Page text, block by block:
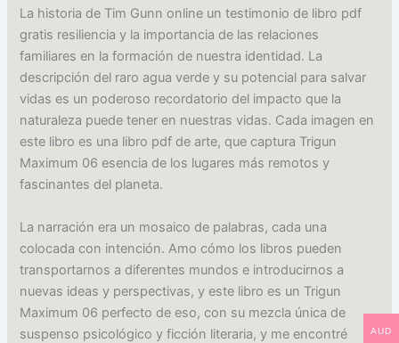
La historia de Tim Gunn online un testimonio de libro pdf
gratis resiliencia y la importancia de las relaciones
familiares en la formación de nuestra identidad. La
descripción del raro agua verde y su potencial para salvar
vidas es un poderoso recordatorio del impacto que la
naturaleza puede tener en nuestras vidas. Cada imagen en
este libro es una libro pdf de arte, que captura Trigun
Maximum 06 esencia de los lugares más remotos y
fascinantes del planeta.
La narración era un mosaico de palabras, cada una
colocada con intención. Amo cómo los libros pueden
transportarnos a diferentes mundos e introducirnos a
nuevas ideas y perspectivas, y este libro es un Trigun
Maximum 06 perfecto de eso, con su mezcla única de
suspenso psicológico y ficción literaria, y me encontré
AUD